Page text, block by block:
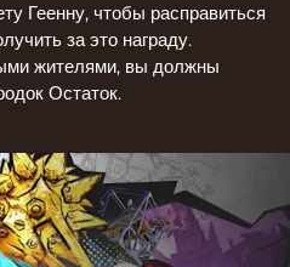
Геенну, чтобы расправиться
за это награду.
жителями, вы должны
Остаток.